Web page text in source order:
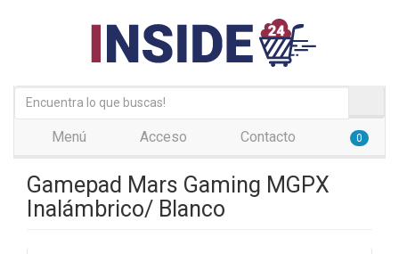
Menú Acceso Contacto 0
Gamepad Mars Gaming MGPX
Inalámbrico/ Blanco